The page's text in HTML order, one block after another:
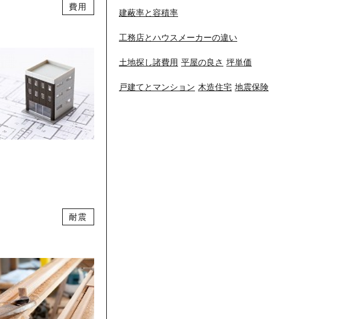
費用
耐震
建蔽率と容積率
工務店とハウスメーカーの違い
土地探し諸費用 平屋の良さ 坪単価
戸建てとマンション 木造住宅 地震保険